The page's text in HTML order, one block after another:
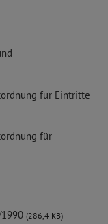
für Eintritte
für
(286,4 KB)